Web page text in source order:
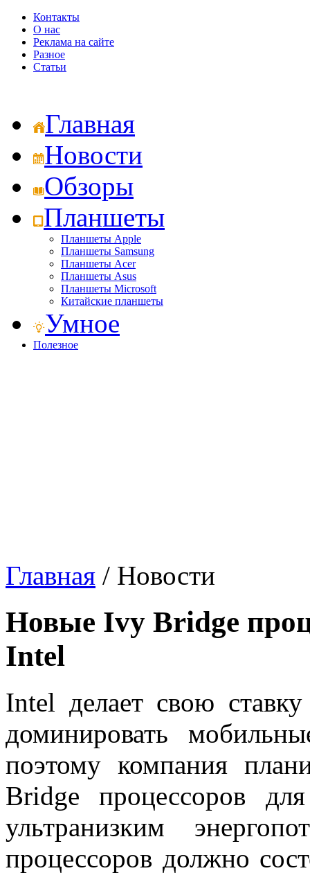
Контакты
О нас
Реклама на сайте
Разное
Статьи
Главная
Новости
Обзоры
Планшеты
Планшеты Apple
Планшеты Samsung
Планшеты Acer
Планшеты Asus
Планшеты Microsoft
Китайские планшеты
Умное
Полезное
Главная / Новости
Новые Ivy Bridge
Intel
Intel делает свою
доминировать
поэтому компания
Bridge процессоров
ультранизким
процессоров должно